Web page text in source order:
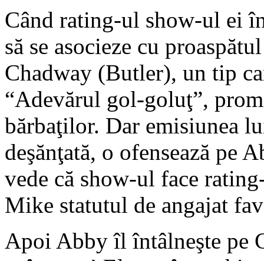
Când rating-ul show-ul ei
să se asocieze cu
Chadway (Butler), un tip
“Adevărul gol-goluţ”,
bărbaţilor. Dar emisiunea
deşănţată, o ofensează pe
vede că show-ul face
Mike statutul de angajat
Apoi Abby îl întâlneşte pe